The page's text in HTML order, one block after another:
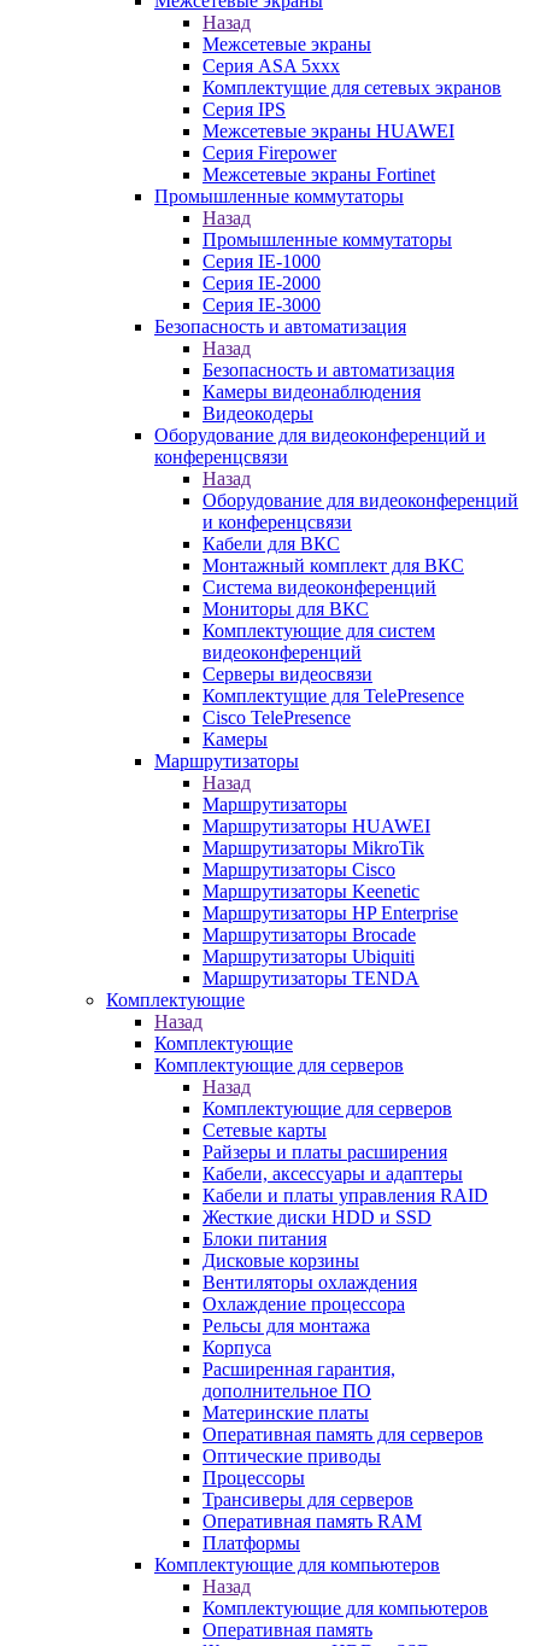
Назад
Межсетевые экраны
Серия ASA 5xxx
Комплектущие для сетевых экранов
Серия IPS
Межсетевые экраны HUAWEI
Серия Firepower
Межсетевые экраны Fortinet
Промышленные коммутаторы
Назад
Промышленные коммутаторы
Серия IE-1000
Серия IE-2000
Серия IE-3000
Безопасность и автоматизация
Назад
Безопасность и автоматизация
Камеры видеонаблюдения
Видеокодеры
Оборудование для видеоконференций и
конференцсвязи
Назад
Оборудование для видеоконференций
и конференцсвязи
Кабели для ВКС
Монтажный комплект для ВКС
Система видеоконференций
Мониторы для ВКС
Комплектующие для систем
видеоконференций
Серверы видеосвязи
Комплектущие для TelePresence
Cisco TelePresence
Камеры
Маршрутизаторы
Назад
Маршрутизаторы
Маршрутизаторы HUAWEI
Маршрутизаторы MikroTik
Маршрутизаторы Cisco
Маршрутизаторы Keenetic
Маршрутизаторы HP Enterprise
Маршрутизаторы Brocade
Маршрутизаторы Ubiquiti
Маршрутизаторы TENDA
Комплектующие
Назад
Комплектующие
Комплектующие для серверов
Назад
Комплектующие для серверов
Сетевые карты
Райзеры и платы расширения
Кабели, аксессуары и адаптеры
Кабели и платы управления RAID
Жесткие диски HDD и SSD
Блоки питания
Дисковые корзины
Вентиляторы охлаждения
Охлаждение процессора
Рельсы для монтажа
Корпуса
Расширенная гарантия,
дополнительное ПО
Материнские платы
Оперативная память для серверов
Оптические приводы
Процессоры
Трансиверы для серверов
Оперативная память RAM
Платформы
Комплектующие для компьютеров
Назад
Комплектующие для компьютеров
Оперативная память